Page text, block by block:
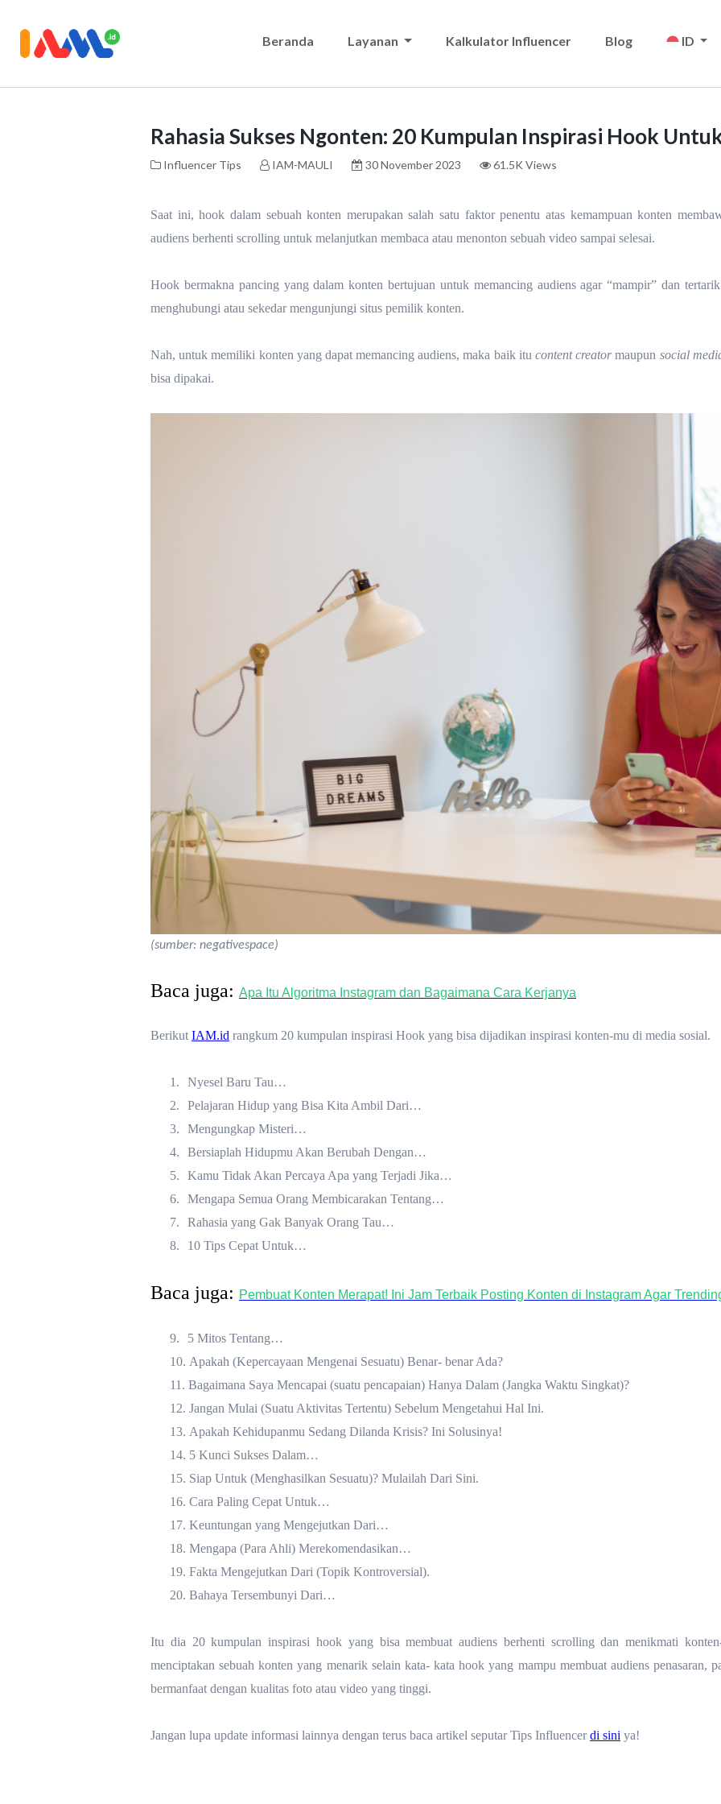
Beranda Layanan Kalkulator Influencer Blog ID
Rahasia Sukses Ngonten: 20 Kumpulan Inspirasi Hook
Influencer Tips IAM-MAULI 30 November 2023 61.5K Views
Saat ini, hook dalam sebuah konten merupakan salah satu faktor penentu atas kemampuan konten
audiens berhenti scrolling untuk melanjutkan membaca atau menonton sebuah video sampai selesai.
Hook bermakna pancing yang dalam konten bertujuan untuk memancing audiens agar “mampir” dan
menghubungi atau sekedar mengunjungi situs pemilik konten.
Nah, untuk memiliki konten yang dapat memancing audiens, maka baik itu content creatormaupun social
bisa dipakai.
(sumber: negativespace)
Baca juga: Apa Itu Algoritma Instagram dan Bagaimana Cara Kerjanya
Berikut IAM.id rangkum 20 kumpulan inspirasi Hook yang bisa dijadikan inspirasi konten-mu di media sosial.
1.
Nyesel Baru Tau…
2.
Pelajaran Hidup yang Bisa Kita Ambil Dari…
3.
Mengungkap Misteri…
4.
Bersiaplah Hidupmu Akan Berubah Dengan…
5.
Kamu Tidak Akan Percaya Apa yang Terjadi Jika…
6.
Mengapa Semua Orang Membicarakan Tentang…
7.
Rahasia yang Gak Banyak Orang Tau…
8.
10 Tips Cepat Untuk…
Baca juga: Pembuat Konten Merapat! Ini Jam Terbaik Posting Konten di Instagram Agar
9.
5 Mitos Tentang…
10. Apakah (Kepercayaan Mengenai Sesuatu) Benar- benar Ada?
11. Bagaimana Saya Mencapai (suatu pencapaian) Hanya Dalam (Jangka Waktu Singkat)?
12. Jangan Mulai (Suatu Aktivitas Tertentu) Sebelum Mengetahui Hal Ini.
13. Apakah Kehidupanmu Sedang Dilanda Krisis? Ini Solusinya!
14. 5 Kunci Sukses Dalam…
15. Siap Untuk (Menghasilkan Sesuatu)? Mulailah Dari Sini.
16. Cara Paling Cepat Untuk…
17. Keuntungan yang Mengejutkan Dari…
18. Mengapa (Para Ahli) Merekomendasikan…
19. Fakta Mengejutkan Dari (Topik Kontroversial).
20. Bahaya Tersembunyi Dari…
Itu dia 20 kumpulan inspirasi hook yang bisa membuat audiens berhenti scrolling dan menikmati
menciptakan sebuah konten yang menarik selain kata- kata hook yang mampu membuat audiens penasaran,
bermanfaat dengan kualitas foto atau video yang tinggi.
Jangan lupa update informasi lainnya dengan terus baca artikel seputar Tips Influencerdi sini ya!